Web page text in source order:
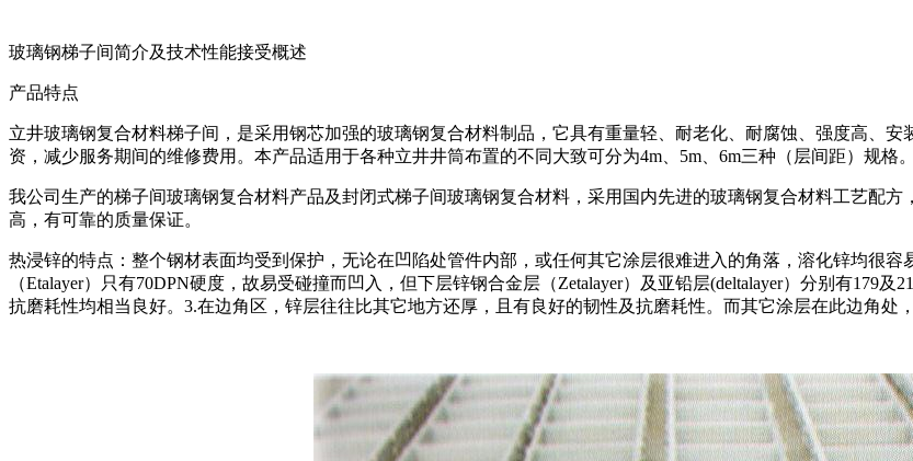
玻璃钢梯子间简介及技术性能接受概述
产品特点
立井玻璃钢复合材料梯子间，是采用钢芯加强的玻璃钢复合材料制品，它具有重量轻、耐老化、耐腐蚀、强度高、
资，减少服务期间的维修费用。本产品适用于各种立井井筒布置的不同大致可分为4m、5m、6m三种（层间距）规格。
我公司生产的梯子间玻璃钢复合材料产品及封闭式梯子间玻璃钢复合材料，采用国内先进的玻璃钢复合材料工艺配
高，有可靠的质量保证。
热浸锌的特点：整个钢材表面均受到保护，无论在凹陷处管件内部，或任何其它涂层很难进入的角落，溶化锌均很
（Etalayer）只有70DPN硬度，故易受碰撞而凹入，但下层锌钢合金层（Zetalayer）及亚铅层(deltalayer）分别有179
抗磨耗性均相当良好。3.在边角区，锌层往往比其它地方还厚，且有良好的韧性及抗磨耗性。而其它涂层在此边角处